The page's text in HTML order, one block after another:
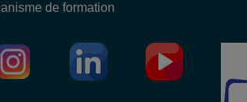
de formation